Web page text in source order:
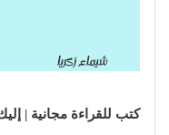
كتب للقراءة مجانية | إليك أفضل 5